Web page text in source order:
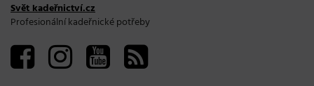
Svět kadeřnictví.cz
Profesionální kadeřnické potřeby